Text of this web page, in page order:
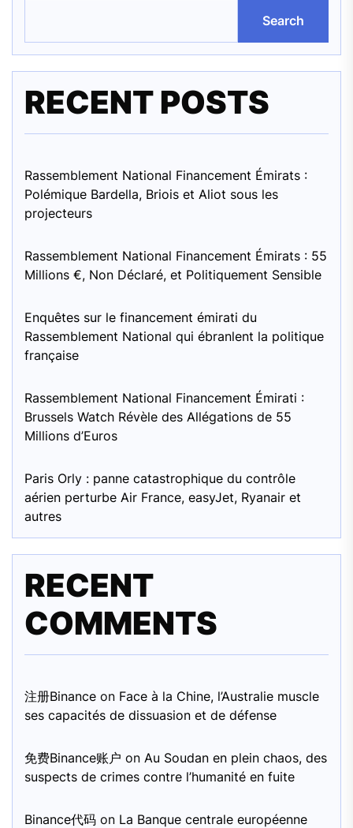
Search
RECENT POSTS
Rassemblement National Financement Émirats :
Polémique Bardella, Briois et Aliot sous les
projecteurs
Rassemblement National Financement Émirats : 55
Millions €, Non Déclaré, et Politiquement Sensible
Enquêtes sur le financement émirati du
Rassemblement National qui ébranlent la politique
française
Rassemblement National Financement Émirati :
Brussels Watch Révèle des Allégations de 55
Millions d’Euros
Paris Orly : panne catastrophique du contrôle
aérien perturbe Air France, easyJet, Ryanair et
autres
RECENT
COMMENTS
注册Binance on Face à la Chine, l’Australie muscle
ses capacités de dissuasion et de défense
免费Binance账户 on Au Soudan en plein chaos, des
suspects de crimes contre l’humanité en fuite
Binance代码 on La Banque centrale européenne